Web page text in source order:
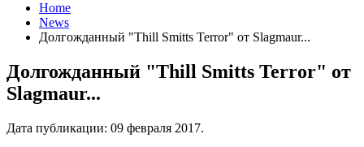
Home
News
Долгожданный "Thill Smitts Terror" от Slagmaur...
Долгожданный "Thill Smitts Terror" от
Slagmaur...
Дата публикации: 09 февраля 2017.